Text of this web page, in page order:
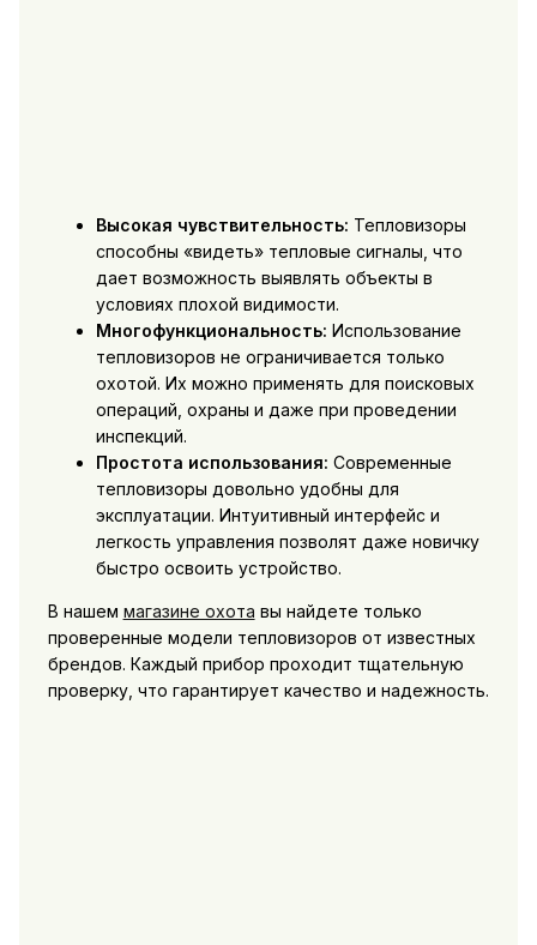
Высокая чувствительность: Тепловизоры
способны «видеть» тепловые сигналы, что
дает возможность выявлять объекты в
условиях плохой видимости.
Многофункциональность: Использование
тепловизоров не ограничивается только
охотой. Их можно применять для поисковых
операций, охраны и даже при проведении
инспекций.
Простота использования: Современные
тепловизоры довольно удобны для
эксплуатации. Интуитивный интерфейс и
легкость управления позволят даже новичку
быстро освоить устройство.
В нашем магазине охота вы найдете только
проверенные модели тепловизоров от известных
брендов. Каждый прибор проходит тщательную
проверку, что гарантирует качество и надежность.